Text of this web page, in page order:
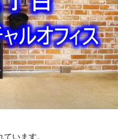
います。